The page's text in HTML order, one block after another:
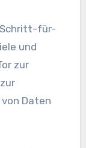
für-
und
zur
Daten